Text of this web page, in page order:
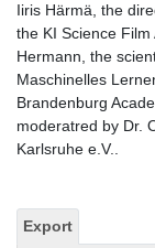
Iiris Härmä, the
the KI Science
Hermann, the
Maschinelles
Brandenburg
moderatred by Dr.
Karlsruhe e.V..
Export